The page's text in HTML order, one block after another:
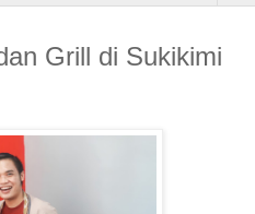
Grill di Sukikimi